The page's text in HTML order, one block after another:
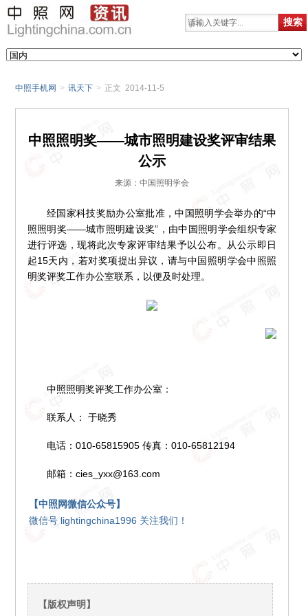
中照手机网 > 讯天下 > 正文 2014-11-5
中照照明奖——城市照明建设奖评审结果
公示
来源：中国照明学会
经国家科技奖励办公室批准，中国照明学会举办的“中
照照明奖——城市照明建设奖”，由中国照明学会组织专家
进行评选，现将此次专家评审结果予以公布。从公示即日
起15天内，若对奖项提出异议，请与中国照明学会中照照
明奖评奖工作办公室联系，以便及时处理。
中照照明奖评奖工作办公室：
联系人： 于晓秀
电话：010-65815905 传真：010-65812194
邮箱：cies_yxx@163.com
【中照网微信公众号】
微信号 lightingchina1996 关注我们！
【版权声明】